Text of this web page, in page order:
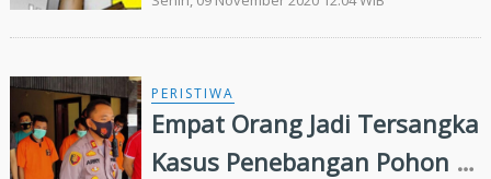
PERISTIWA
Empat Orang Jadi Tersangka
Kasus Penebangan Pohon di